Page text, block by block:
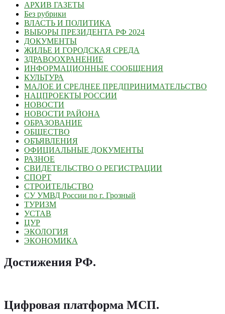
АРХИВ ГАЗЕТЫ
Без рубрики
ВЛАСТЬ И ПОЛИТИКА
ВЫБОРЫ ПРЕЗИДЕНТА РФ 2024
ДОКУМЕНТЫ
ЖИЛЬЕ И ГОРОДСКАЯ СРЕДА
ЗДРАВООХРАНЕНИЕ
ИНФОРМАЦИОННЫЕ СООБЩЕНИЯ
КУЛЬТУРА
МАЛОЕ И СРЕДНЕЕ ПРЕДПРИНИМАТЕЛЬСТВО
НАЦПРОЕКТЫ РОССИИ
НОВОСТИ
НОВОСТИ РАЙОНА
ОБРАЗОВАНИЕ
ОБЩЕСТВО
ОБЪЯВЛЕНИЯ
ОФИЦИАЛЬНЫЕ ДОКУМЕНТЫ
РАЗНОЕ
СВИДЕТЕЛЬСТВО О РЕГИСТРАЦИИ
СПОРТ
СТРОИТЕЛЬСТВО
СУ УМВД России по г. Грозный
ТУРИЗМ
УСТАВ
ЦУР
ЭКОЛОГИЯ
ЭКОНОМИКА
Достижения РФ.
Цифровая платформа МСП.